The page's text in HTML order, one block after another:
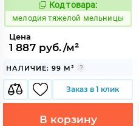
Код:
966549
Код товара:
мелодия тяжелой мельницы
Цена
1 887 руб./м²
НАЛИЧИЕ: 99 М²
Заказ в 1 клик
В корзину